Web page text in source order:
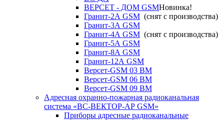
ВЕРСЕТ - ДОМ GSMНовинка!
Гранит-2А GSM (снят с производства)
Гранит-3А GSM
Гранит-4А GSM (снят с производства)
Гранит-5А GSM
Гранит-8А GSM
Гранит-12А GSM
Версет-GSM 03 ВМ
Версет-GSM 06 ВМ
Версет-GSM 09 ВМ
Адресная охранно-пожарная радиоканальная
система «ВС-ВЕКТОР-АР GSM»
Приборы адресные радиоканальные